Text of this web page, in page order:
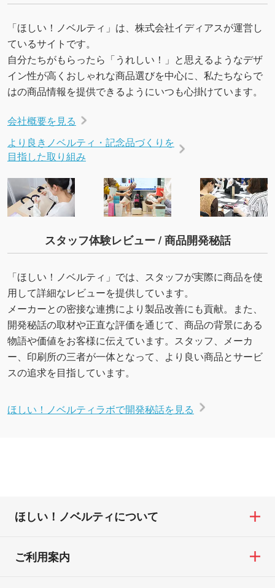
「ほしい！ノベルティ」は、株式会社イディアスが運営し
ているサイトです。
自分たちがもらったら「うれしい！」と思えるようなデザ
イン性が高くおしゃれな商品選びを中心に、私たちならで
はの商品情報を提供できるようにいつも心掛けています。
会社概要を見る
より良きノベルティ・記念品づくりを
目指した取り組み
スタッフ体験レビュー / 商品開発秘話
「ほしい！ノベルティ」では、スタッフが実際に商品を使
用して詳細なレビューを提供しています。
メーカーとの密接な連携により製品改善にも貢献。また、
開発秘話の取材や正直な評価を通じて、商品の背景にある
物語や価値をお客様に伝えています。スタッフ、メーカ
ー、印刷所の三者が一体となって、より良い商品とサービ
スの追求を目指しています。
ほしい！ノベルティラボで開発秘話を見る
ほしい！ノベルティについて
ご利用案内